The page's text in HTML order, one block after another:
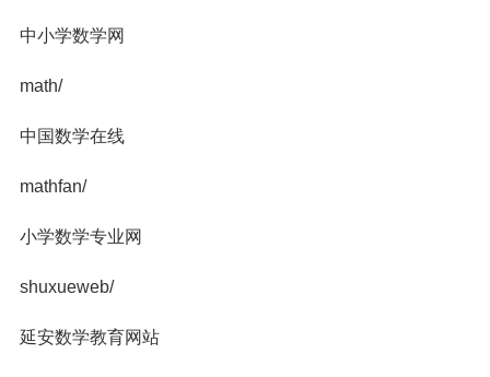
中小学数学网
math/
中国数学在线
mathfan/
小学数学专业网
shuxueweb/
延安数学教育网站